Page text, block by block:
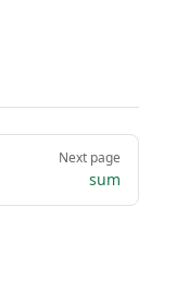
Next page
sum